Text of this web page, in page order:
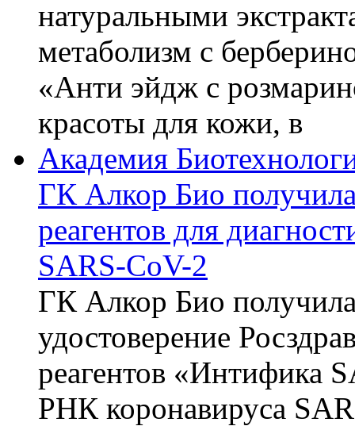
натуральными
метаболизм с
«Анти эйдж с
красоты для кожи, в
Академия
ГК Алкор Био
реагентов для
SARS-CoV-2
ГК Алкор Био
удостоверение
реагентов «Интифика
РНК коронавируса